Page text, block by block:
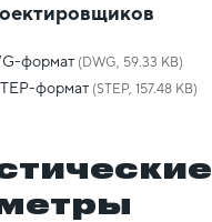
формат (DWG, 59.33 KB)
формат (STEP, 157.48 KB)